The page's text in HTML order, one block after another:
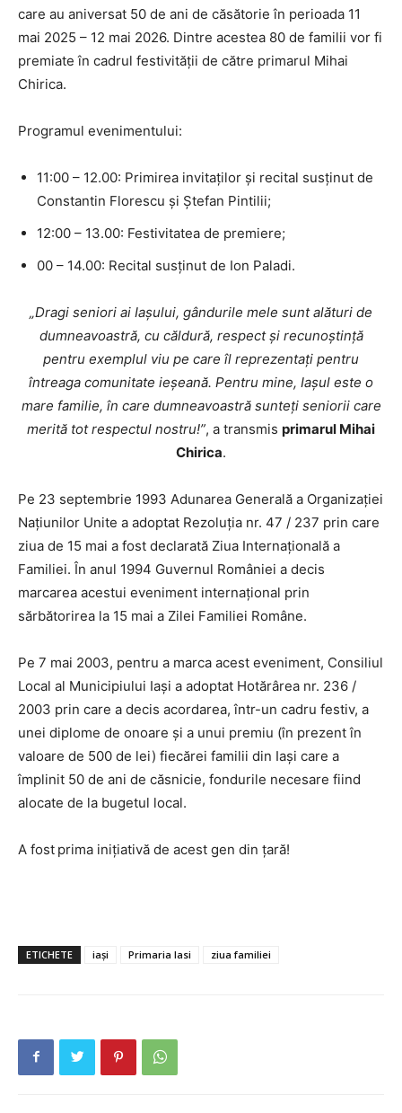
care au aniversat 50 de ani de căsătorie în perioada 11
mai 2025 – 12 mai 2026. Dintre acestea 80 de familii vor fi
premiate în cadrul festivității de către primarul Mihai
Chirica.
Programul evenimentului:
11:00 – 12.00: Primirea invitaţilor și recital susținut de
Constantin Florescu și Ștefan Pintilii;
12:00 – 13.00: Festivitatea de premiere;
00 – 14.00: Recital susținut de Ion Paladi.
„Dragi seniori ai Iașului, gândurile mele sunt alături de
dumneavoastră, cu căldură, respect și recunoștință
pentru exemplul viu pe care îl reprezentați pentru
întreaga comunitate ieșeană. Pentru mine, Iașul este o
mare familie, în care dumneavoastră sunteți seniorii care
merită tot respectul nostru!”, a transmis primarul Mihai
Chirica.
Pe 23 septembrie 1993 Adunarea Generală a Organizaţiei
Naţiunilor Unite a adoptat Rezoluţia nr. 47 / 237 prin care
ziua de 15 mai a fost declarată Ziua Internaţională a
Familiei. În anul 1994 Guvernul României a decis
marcarea acestui eveniment internaţional prin
sărbătorirea la 15 mai a Zilei Familiei Române.
Pe 7 mai 2003, pentru a marca acest eveniment, Consiliul
Local al Municipiului Iași a adoptat Hotărârea nr. 236 /
2003 prin care a decis acordarea, într-un cadru festiv, a
unei diplome de onoare şi a unui premiu (în prezent în
valoare de 500 de lei) fiecărei familii din Iaşi care a
împlinit 50 de ani de căsnicie, fondurile necesare fiind
alocate de la bugetul local.
A fost prima iniţiativă de acest gen din ţară!
ETICHETE iași Primaria Iasi ziua familiei